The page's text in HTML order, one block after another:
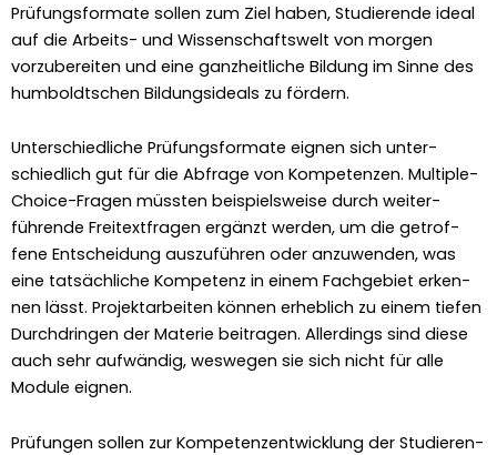
Prü­fungs­for­mate sollen zum Ziel haben, Studierende ide­al
auf die Arbeits- und Wis­senschaftswelt von mor­gen
vorzu­bere­it­en und eine ganzheitliche Bil­dung im Sinne des
hum­boldtschen Bil­dungsideals zu fördern.
Unter­schiedliche Prü­fungs­for­mate eignen sich unter­
schiedlich gut für die Abfrage von Kom­pe­ten­zen. Mul­ti­ple-
Choice-Fra­gen müssten beispiel­sweise durch weit­er­
führende Fre­i­t­extfra­gen ergänzt wer­den, um die getrof­
fene Entschei­dung auszuführen oder anzuwen­den, was
eine tat­säch­liche Kom­pe­tenz in einem Fachge­bi­et erken­
nen lässt. Pro­jek­tar­beit­en kön­nen erhe­blich zu einem tiefen
Durch­drin­gen der Materie beitra­gen. Allerd­ings sind diese
auch sehr aufwändig, weswe­gen sie sich nicht für alle
Mod­ule eignen.
Prü­fun­gen sollen zur Kom­pe­ten­zen­twick­lung der Studieren­